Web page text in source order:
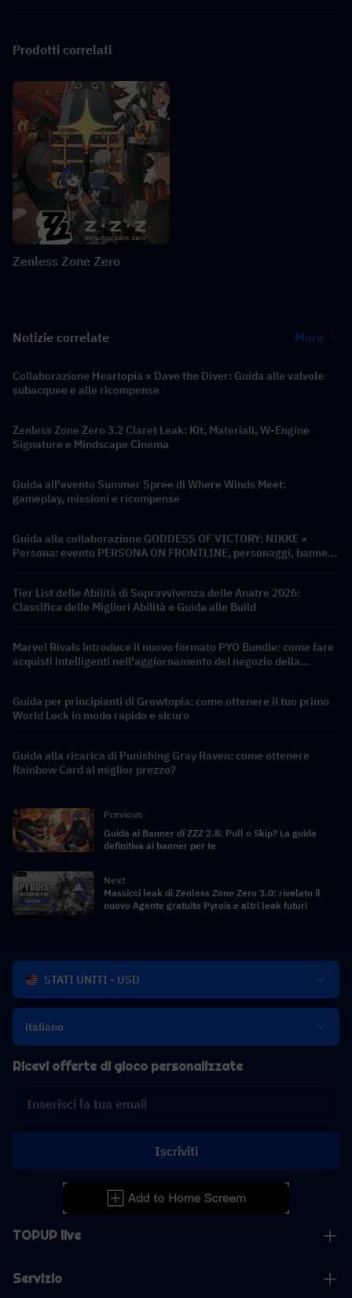
Prodotti correlati
Zenless Zone Zero
Notizie correlate More
Collaborazione Heartopia × Dave the Diver: Guida alle valvole
subacquee e alle ricompense
Zenless Zone Zero 3.2 Claret Leak: Kit, Materiali, W-Engine
Signature e Mindscape Cinema
Guida all'evento Summer Spree di Where Winds Meet:
gameplay, missioni e ricompense
Guida alla collaborazione GODDESS OF VICTORY: NIKKE ×
Persona: evento PERSONA ON FRONTLINE, personaggi, banner
Tier List delle Abilità di Sopravvivenza delle Anatre 2026:
Classifica delle Migliori Abilità e Guida alle Build
Marvel Rivals introduce il nuovo formato PYO Bundle: come fare
acquisti intelligenti nell'aggiornamento del negozio della
Guida per principianti di Growtopia: come ottenere il tuo primo
World Lock in modo rapido e sicuro
Guida alla ricarica di Punishing Gray Raven: come ottenere
Rainbow Card al miglior prezzo?
Previous
Guida ai Banner di ZZZ 2.8: Pull o Skip? La guida
definitiva ai banner per te
Next
Massicci leak di Zenless Zone Zero 3.0: rivelato il
nuovo Agente gratuito Pyrois e altri leak futuri
STATI UNITI - USD
italiano
TOPUP live
Servizio
Ricevi offerte di gioco personalizzate
Iscriviti